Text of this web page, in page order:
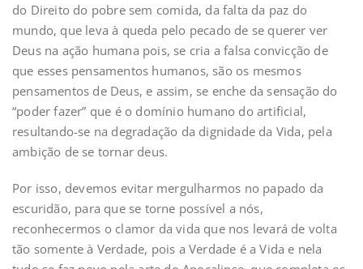
do Direito do pobre sem comida, da falta da paz do
mundo, que leva à queda pelo pecado de se querer ver
Deus na ação humana pois, se cria a falsa convicção de
que esses pensamentos humanos, são os mesmos
pensamentos de Deus, e assim, se enche da sensação do
“poder fazer” que é o domínio humano do artificial,
resultando-se na degradação da dignidade da Vida, pela
ambição de se tornar deus.
Por isso, devemos evitar mergulharmos no papado da
escuridão, para que se torne possível a nós,
reconhecermos o clamor da vida que nos levará de volta
tão somente à Verdade, pois a Verdade é a Vida e nela